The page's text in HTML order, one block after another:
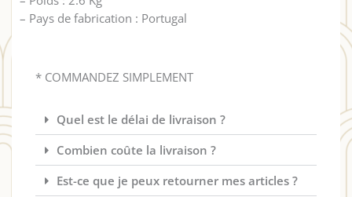
– Pays de fabrication : Portugal
* COMMANDEZ SIMPLEMENT
Quel est le délai de livraison ?
Combien coûte la livraison ?
Est-ce que je peux retourner mes articles ?